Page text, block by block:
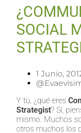
SOCIAL
1 Junio,
Y tú, ¿qué eres
Strategist? Sí,
mismo. Muchos
otros muchos los